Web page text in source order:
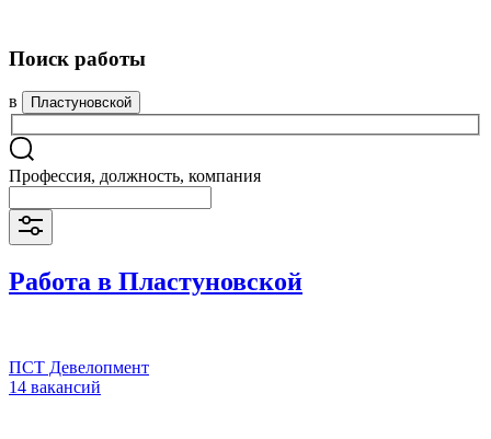
Поиск работы
в Пластуновской
Профессия, должность, компания
Работа в Пластуновской
ПСТ Девелопмент
14 вакансий